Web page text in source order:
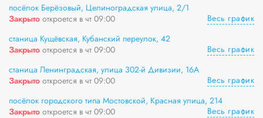
посёлок Берёзовый, Целиноградская улица, 2/1
Закрыто откроется в чт 09:00
Весь график
станица Кущёвская, Кубанский переулок, 42
Закрыто откроется в чт 09:00
Весь график
станица Ленинградская, улица 302-й Дивизии, 16А
Закрыто откроется в чт 09:00
Весь график
посёлок городского типа Мостовской, Красная улица, 214
Закрыто откроется в чт 09:00
Весь график